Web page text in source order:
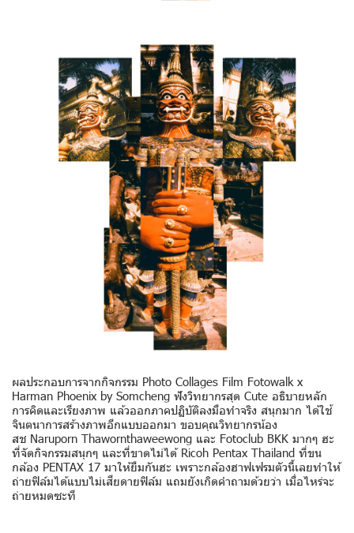
ผลประกอบการจากกิจกรรม Photo Collages Film Fotowalk x
Harman Phoenix by Somcheng ฟังวิทยากรสุด Cute อธิบายหลัก
การคิดและเรียงภาพ แล้วออกภาคปฏิบัติลงมือทำจริง สนุกมาก ได้ใช้
จินตนาการสร้างภาพอีกแบบออกมา ขอบคุณวิทยากรน้อง
สช Naruporn Thawornthaweewong และ Fotoclub BKK มากๆ ฮะ
ที่จัดกิจกรรมสนุกๆ และที่ขาดไม่ได้ Ricoh Pentax Thailand ที่ขน
กล้อง PENTAX 17 มาให้ยืมกันฮะ เพราะกล้องฮาฟเฟรมตัวนี้เลยทำให้
ถ่ายฟิล์มได้แบบไม่เสียดายฟิล์ม แถมยังเกิดคำถามด้วยว่า เมื่อไหร่จะ
ถ่ายหมดซะที